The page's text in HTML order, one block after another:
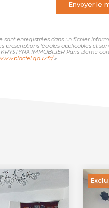
Envoyer le
enregistrées dans un fichier
prescriptions légales applicables et
IMMOBILIER Paris 13eme
»